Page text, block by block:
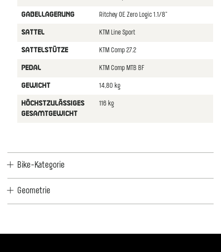
GABELLAGERUNG Ritchey OE Zero Logic 1.1/8"
SATTEL KTM Line Sport
SATTELSTÜTZE KTM Comp 27.2
PEDAL KTM Comp MTB BF
GEWICHT 14,80 kg
HÖCHSTZULÄSSIGES
GESAMTGEWICHT
116 kg
Bike-Kategorie
Geometrie